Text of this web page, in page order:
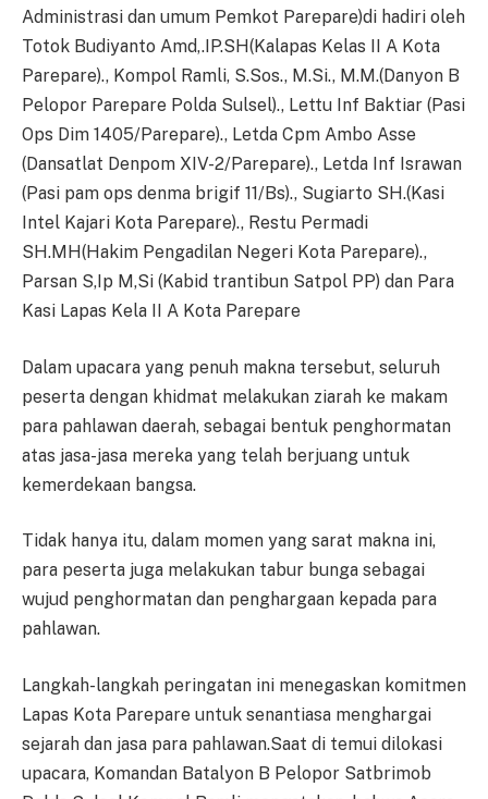
Administrasi dan umum Pemkot Parepare)di hadiri oleh
Totok Budiyanto Amd,.IP.SH(Kalapas Kelas II A Kota
Parepare)., Kompol Ramli, S.Sos., M.Si., M.M.(Danyon B
Pelopor Parepare Polda Sulsel)., Lettu Inf Baktiar (Pasi
Ops Dim 1405/Parepare)., Letda Cpm Ambo Asse
(Dansatlat Denpom XIV-2/Parepare)., Letda Inf Israwan
(Pasi pam ops denma brigif 11/Bs)., Sugiarto SH.(Kasi
Intel Kajari Kota Parepare)., Restu Permadi
SH.MH(Hakim Pengadilan Negeri Kota Parepare).,
Parsan S,Ip M,Si (Kabid trantibun Satpol PP) dan Para
Kasi Lapas Kela II A Kota Parepare
Dalam upacara yang penuh makna tersebut, seluruh
peserta dengan khidmat melakukan ziarah ke makam
para pahlawan daerah, sebagai bentuk penghormatan
atas jasa-jasa mereka yang telah berjuang untuk
kemerdekaan bangsa.
Tidak hanya itu, dalam momen yang sarat makna ini,
para peserta juga melakukan tabur bunga sebagai
wujud penghormatan dan penghargaan kepada para
pahlawan.
Langkah-langkah peringatan ini menegaskan komitmen
Lapas Kota Parepare untuk senantiasa menghargai
sejarah dan jasa para pahlawan.Saat di temui dilokasi
upacara, Komandan Batalyon B Pelopor Satbrimob